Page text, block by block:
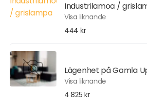
Industrilamoa /
Visa liknande
444 kr
Lägenhet på Gamla
Visa liknande
4 825 kr